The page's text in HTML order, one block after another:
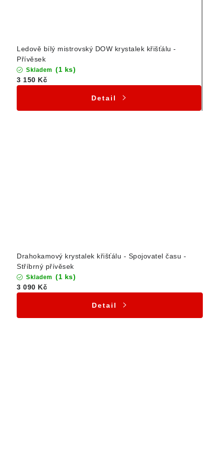
Ledově bílý mistrovský DOW krystalek křišťálu -
Přívěsek
Skladem (1 ks)
3 150 Kč
Detail
Drahokamový krystalek křišťálu - Spojovatel času -
Stříbrný přívěsek
Skladem (1 ks)
3 090 Kč
Detail